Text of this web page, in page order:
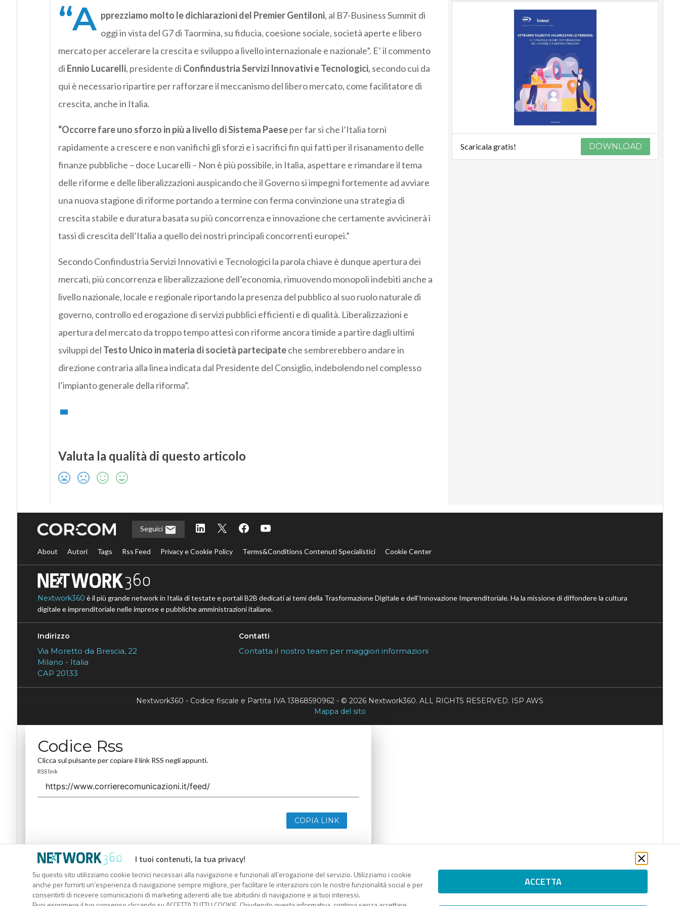
“A pprezziamo molto le dichiarazioni del Premier Gentiloni, al B7-Business Summit di
oggi in vista del G7 di Taormina, su fiducia, coesione sociale, società aperte e libero
mercato per accelerare la crescita e sviluppo a livello internazionale e nazionale”. E’ il commento
di Ennio Lucarelli, presidente di Confindustria Servizi Innovativi e Tecnologici,secondo cui da
qui è necessario ripartire per rafforzare il meccanismo del libero mercato, come facilitatore di
crescita, anche in Italia.
“Occorre fare uno sforzo in più a livello di Sistema Paeseper far si che l’Italia torni
rapidamente a crescere e non vanifichi gli sforzi e i sacrifici fin qui fatti per il risanamento delle
finanze pubbliche – doce Lucarelli – Non è più possibile, in Italia, aspettare e rimandare il tema
delle riforme e delle liberalizzazioni auspicando che il Governo si impegni fortemente ad avviare
una nuova stagione di riforme portando a termine con ferma convinzione una strategia di
crescita stabile e duratura basata su più concorrenza e innovazione che certamente avvicinerà i
tassi di crescita dell’Italia a quello dei nostri principali concorrenti europei.”
Secondo Confindustria Servizi Innovativi e Tecnologici la parola chiave è dunque apertura dei
mercati, più concorrenza e liberalizzazione dell’economia, rimuovendo monopoli indebiti anche a
livello nazionale, locale e regionale riportando la presenza del pubblico al suo ruolo naturale di
governo, controllo ed erogazione di servizi pubblici efficienti e di qualità. Liberalizzazioni e
apertura del mercato da troppo tempo attesi con riforme ancora timide a partire dagli ultimi
sviluppi del Testo Unico in materia di società partecipateche sembrerebbero andare in
direzione contraria alla linea indicata dal Presidente del Consiglio, indebolendo nel complesso
l’impianto generale della riforma”.
Valuta la qualità di questo articolo
Scaricala gratis! DOWNLOAD
I tuoi contenuti, la tua privacy!
Su questo sito utilizziamo cookie tecnici necessari alla navigazione e funzionali all’erogazione del servizio. Utilizziamo i cookie
anche per fornirti un’esperienza di navigazione sempre migliore, per facilitare le interazioni con le nostre funzionalità social e per
consentirti di ricevere comunicazioni di marketing aderenti alle tue abitudini di navigazione e ai tuoi interessi.
ACCETTA
Seguici
About Autori Tags Rss Feed Privacy e Cookie Policy Terms&Conditions Contenuti Specialistici Cookie Center
Nextwork360 è il più grande network in Italia di testate e portali B2B dedicati ai temi della Trasformazione Digitale e dell’Innovazione Imprenditoriale. Ha la missione di diffondere la cultura
digitale e imprenditoriale nelle imprese e pubbliche amministrazioni italiane.
Indirizzo
Via Moretto da Brescia, 22
Milano - Italia
CAP 20133
Contatti
Contatta il nostro team per maggiori informazioni
Nextwork360 - Codice fiscale e Partita IVA 13868590962 - © 2026 Nextwork360. ALL RIGHTS RESERVED. ISP AWS
Mappa del sito
Codice Rss
Clicca sul pulsante per copiare il link RSS negli appunti.
RSS link
COPIA LINK
Codice Rss
Clicca sul pulsante per copiare il link RSS negli appunti.
RSS link